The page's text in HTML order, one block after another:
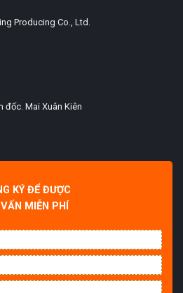
Producing Co., Ltd.
đốc. Mai Xuân Kiên
KÝ ĐỂ ĐƯỢC
MIỄN PHÍ